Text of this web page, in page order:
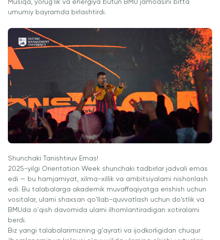
Musiqa, yorug'lik va energiya butun BMU jamoasini bitta
umumiy bayramda birlashtirdi.
Shunchaki Tanishtiruv Emas!
2025-yilgi Orientation Week shunchaki tadbirlar jadvali emas
edi — bu hamjamiyat, xilma-xillik va ambitsiyalarni nishonlash
edi. Bu talabalarga akademik muvaffaqiyatga erishish uchun
vositalar, ularni shaxsan qo'llab-quvvatlash uchun do'stlik va
BMUda o'qish davomida ularni ilhomlantiradigan xotiralarni
berdi.
Biz yangi talabalarimizning g'ayrati va ijodkorligidan chuqur